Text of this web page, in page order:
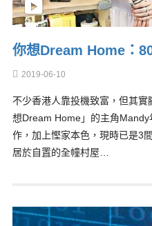
你想Dream Home：
2019-06-10
不少香港人靠投機致富，但其
想Dream Home」的主角
作，加上慳家本色，現時已是3
居於自置的全幢村屋…